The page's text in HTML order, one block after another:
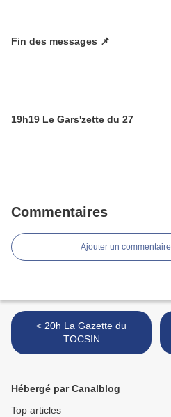
Fin des messages 📌
19h19 Le Gars'zette du 27
Commentaires
Ajouter un commentaire
< 20h La Gazette du
TOCSIN
Hébergé par Canalblog
Top articles